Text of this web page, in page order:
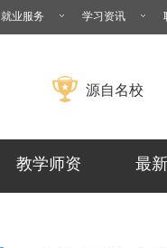
就业服务 学习资讯
源自名校
教学师资 最